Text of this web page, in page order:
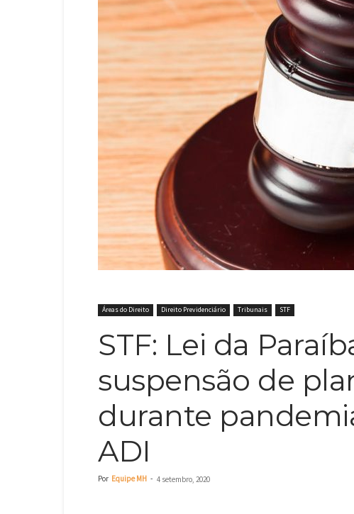
Áreas do Direito Direito Previdenciário Tribunais STF
STF: Lei da
suspensão de
durante
ADI
Por Equipe MH - 4 setembro, 2020